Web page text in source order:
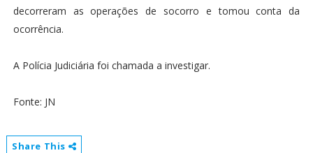
decorreram as operações de socorro e tomou conta da
ocorrência.
A Polícia Judiciária foi chamada a investigar.
Fonte: JN
Share This